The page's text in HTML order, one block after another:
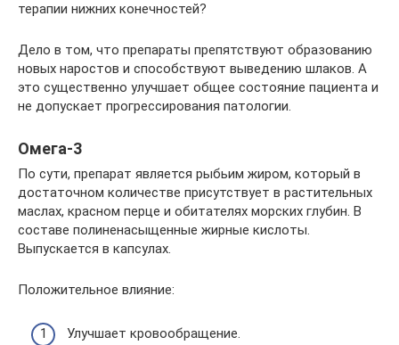
терапии нижних конечностей?
Дело в том, что препараты препятствуют образованию
новых наростов и способствуют выведению шлаков. А
это существенно улучшает общее состояние пациента и
не допускает прогрессирования патологии.
Омега-3
По сути, препарат является рыбьим жиром, который в
достаточном количестве присутствует в растительных
маслах, красном перце и обитателях морских глубин. В
составе полиненасыщенные жирные кислоты.
Выпускается в капсулах.
Положительное влияние:
Улучшает кровообращение.